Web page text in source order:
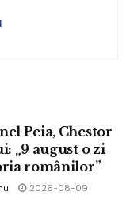
Peia, Chestor
„9 august o zi
românilor”
2026-08-09